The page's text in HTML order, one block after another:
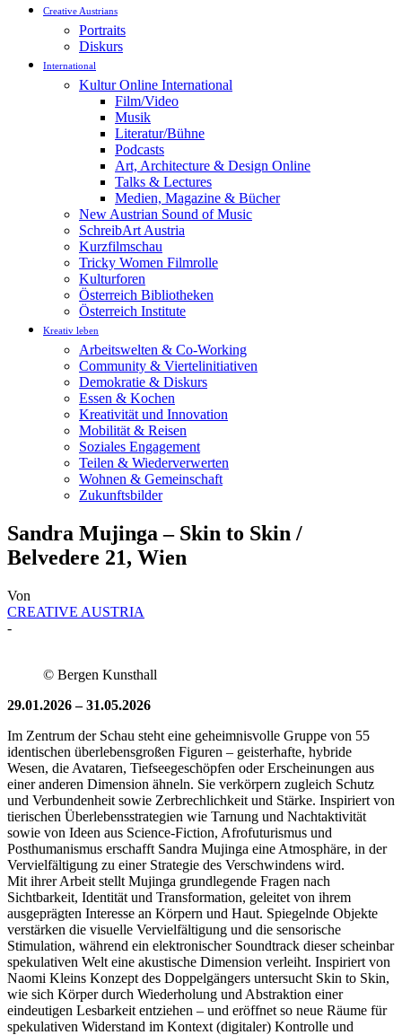
Creative Austrians
Portraits
Diskurs
International
Kultur Online International
Film/Video
Musik
Literatur/Bühne
Podcasts
Art, Architecture & Design Online
Talks & Lectures
Medien, Magazine & Bücher
New Austrian Sound of Music
SchreibArt Austria
Kurzfilmschau
Tricky Women Filmrolle
Kulturforen
Österreich Bibliotheken
Österreich Institute
Kreativ leben
Arbeitswelten & Co-Working
Community & Viertelinitiativen
Demokratie & Diskurs
Essen & Kochen
Kreativität und Innovation
Mobilität & Reisen
Soziales Engagement
Teilen & Wiederverwerten
Wohnen & Gemeinschaft
Zukunftsbilder
Sandra Mujinga – Skin to Skin /
Belvedere 21, Wien
Von
CREATIVE AUSTRIA
-
© Bergen Kunsthall
29.01.2026 – 31.05.2026
Im Zentrum der Schau steht eine geheimnisvolle Gruppe von 55
identischen überlebensgroßen Figuren – geisterhafte, hybride
Wesen, die Avataren, Tiefseegeschöpfen oder Erscheinungen aus
einer anderen Dimension ähneln. Sie verkörpern zugleich Schutz
und Verbundenheit sowie Zerbrechlichkeit und Stärke. Inspiriert von
tierischen Überlebensstrategien wie Tarnung und Nachtaktivität
sowie von Ideen aus Science-Fiction, Afrofuturismus und
Posthumanismus erschafft Sandra Mujinga eine Atmosphäre, in der
Vervielfältigung zu einer Strategie des Verschwindens wird.
Mit ihrer Arbeit stellt Mujinga grundlegende Fragen nach
Sichtbarkeit, Identität und Transformation, geleitet von ihrem
ausgeprägten Interesse an Körpern und Haut. Spiegelnde Objekte
verstärken die visuelle Vervielfältigung und die sensorische
Stimulation, während ein elektronischer Soundtrack dieser scheinbar
spekulativen Welt eine akustische Dimension verleiht. Inspiriert von
Naomi Kleins Konzept des Doppelgängers untersucht Skin to Skin,
wie sich Körper durch Wiederholung und Abstraktion einer
eindeutigen Lesbarkeit entziehen – und eröffnet so neue Räume für
spekulativen Widerstand im Kontext (digitaler) Kontrolle und